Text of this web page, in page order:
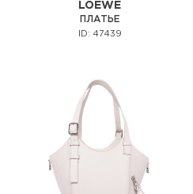
LOEWE
ПЛАТЬЕ
ID: 47439